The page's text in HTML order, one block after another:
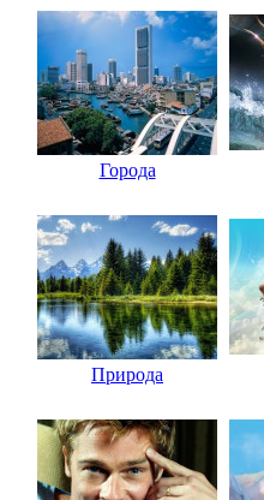
Города
Природа